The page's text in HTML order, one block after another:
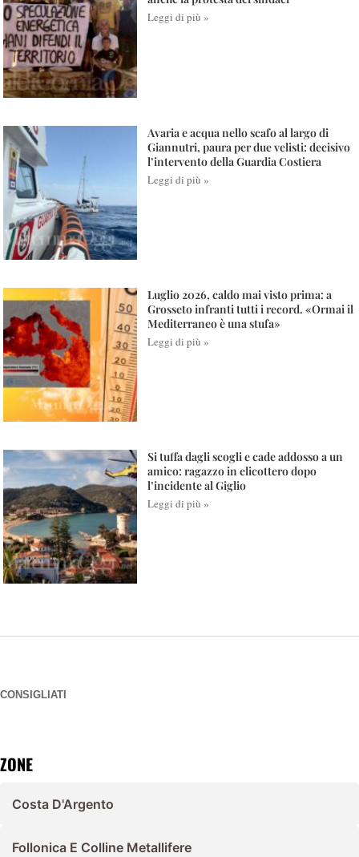
Leggi di più »
Avaria e acqua nello scafo al largo di
Giannutri, paura per due velisti: decisivo
l’intervento della Guardia Costiera
Leggi di più »
Luglio 2026, caldo mai visto prima: a
Grosseto infranti tutti i record. «Ormai il
Mediterraneo è una stufa»
Leggi di più »
Si tuffa dagli scogli e cade addosso a un
amico: ragazzo in elicottero dopo
l’incidente al Giglio
Leggi di più »
CONSIGLIATI
ZONE
Costa D'Argento
Follonica E Colline Metallifere